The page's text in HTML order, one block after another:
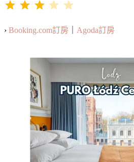
› Booking.com訂房 Agoda訂房